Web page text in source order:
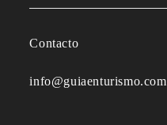
Contacto
info@guiaenturismo.com